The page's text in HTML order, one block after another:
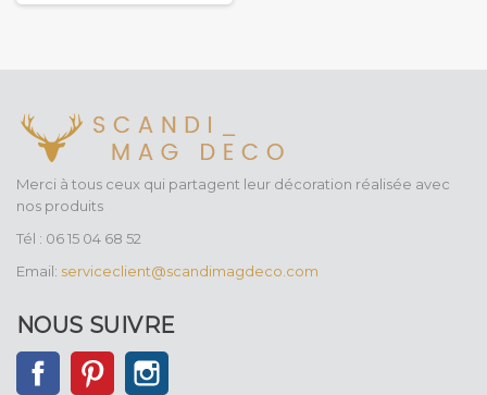
Merci à tous ceux qui partagent leur décoration réalisée avec
nos produits
Tél : 06 15 04 68 52
Email: serviceclient@scandimagdeco.com
NOUS SUIVRE
FacebookPinterest